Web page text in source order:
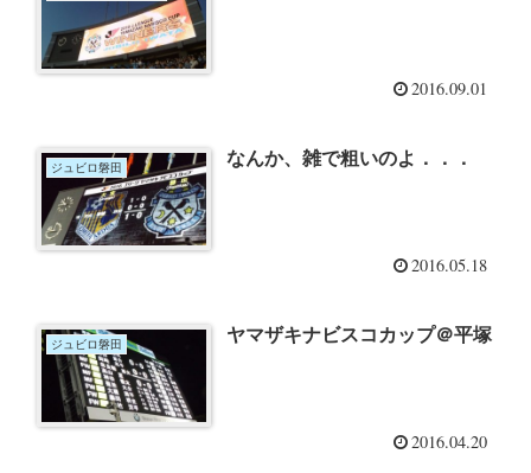
2016.09.01
ジュビロ磐田 なんか、雑で粗いのよ．．．
2016.05.18
ジュビロ磐田 ヤマザキナビスコカップ＠平塚
2016.04.20